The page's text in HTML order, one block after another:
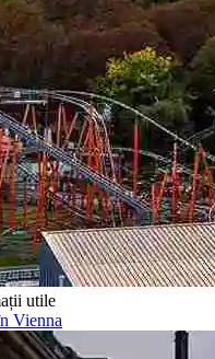
utile
Vienna